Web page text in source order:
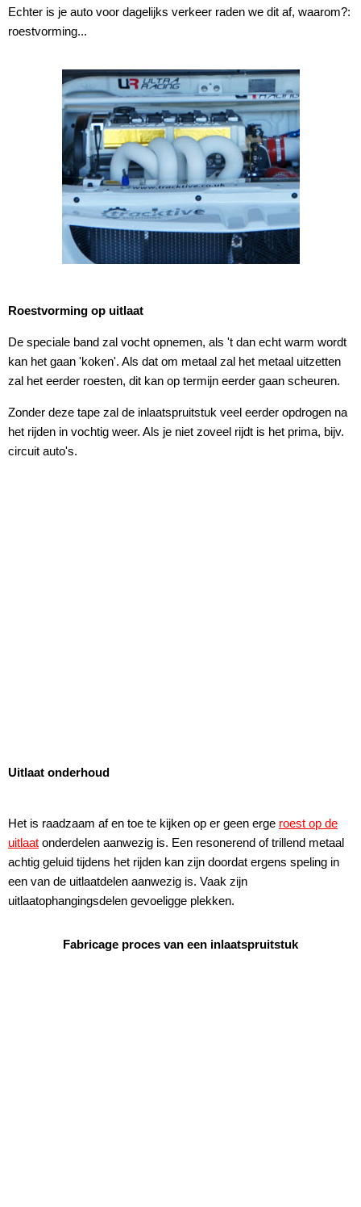
Echter is je auto voor dagelijks verkeer raden we dit af, waarom?:
roestvorming...
Roestvorming op uitlaat
De speciale band zal vocht opnemen, als 't dan echt warm wordt
kan het gaan 'koken'. Als dat om metaal zal het metaal uitzetten
zal het eerder roesten, dit kan op termijn eerder gaan scheuren.
Zonder deze tape zal de inlaatspruitstuk veel eerder opdrogen na
het rijden in vochtig weer. Als je niet zoveel rijdt is het prima, bijv.
circuit auto's.
Uitlaat onderhoud
Het is raadzaam af en toe te kijken op er geen erge roest op de
uitlaat onderdelen aanwezig is. Een resonerend of trillend metaal
achtig geluid tijdens het rijden kan zijn doordat ergens speling in
een van de uitlaatdelen aanwezig is. Vaak zijn
uitlaatophangingsdelen gevoeligge plekken.
Fabricage proces van een inlaatspruitstuk